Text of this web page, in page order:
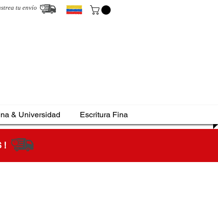
tu envío
& Universidad Escritura Fina
!